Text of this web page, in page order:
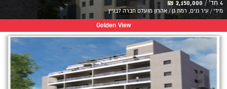
4 חד' / 2,150,000 ₪
מידי / עיר גנים, רמת גן / אהרון מועלם חברה לבניין
Golden View